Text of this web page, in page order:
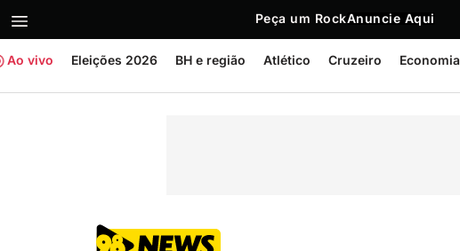
Peça um RockAnuncie Aqui
Ao vivo Eleições 2026 BH e região Atlético Cruzeiro Economia